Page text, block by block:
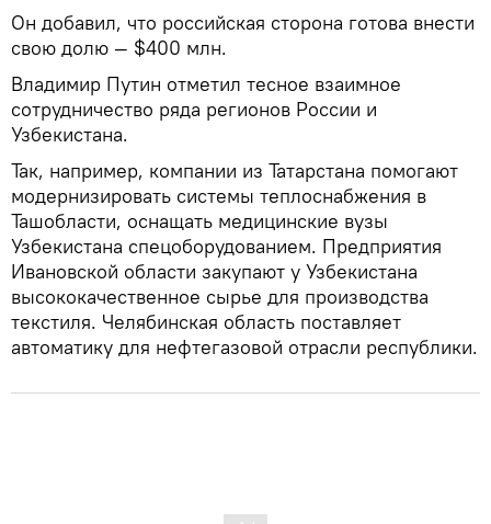
Он добавил, что российская сторона готова внести
свою долю — $400 млн.
Владимир Путин отметил тесное взаимное
сотрудничество ряда регионов России и
Узбекистана.
Так, например, компании из Татарстана помогают
модернизировать системы теплоснабжения в
Ташобласти, оснащать медицинские вузы
Узбекистана спецоборудованием. Предприятия
Ивановской области закупают у Узбекистана
высококачественное сырье для производства
текстиля. Челябинская область поставляет
автоматику для нефтегазовой отрасли республики.